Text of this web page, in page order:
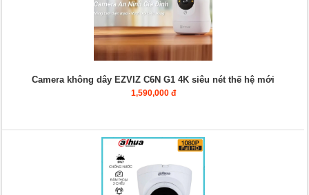
Camera không dây EZVIZ C6N G1 4K siêu nét thế hệ mới
1,590,000 đ